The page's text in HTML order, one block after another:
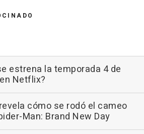
estrena la temporada 4 de
Netflix?
cómo se rodó el cameo
Man: Brand New Day